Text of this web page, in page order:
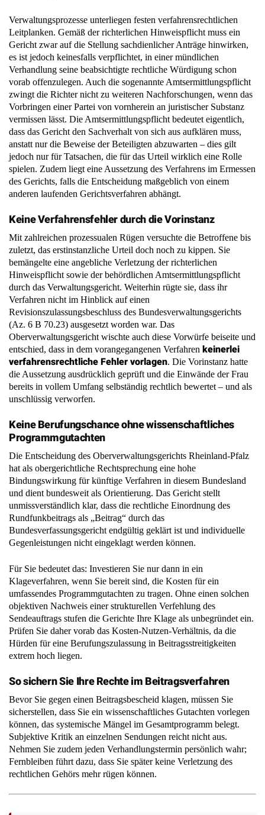
Verwaltungsprozesse unterliegen festen verfahrensrechtlichen
Leitplanken. Gemäß der richterlichen Hinweispflicht muss ein
Gericht zwar auf die Stellung sachdienlicher Anträge hinwirken,
es ist jedoch keinesfalls verpflichtet, in einer mündlichen
Verhandlung seine beabsichtigte rechtliche Würdigung schon
vorab offenzulegen. Auch die sogenannte Amtsermittlungspflicht
zwingt die Richter nicht zu weiteren Nachforschungen, wenn das
Vorbringen einer Partei von vornherein an juristischer Substanz
vermissen lässt. Die Amtsermittlungspflicht bedeutet eigentlich,
dass das Gericht den Sachverhalt von sich aus aufklären muss,
anstatt nur die Beweise der Beteiligten abzuwarten – dies gilt
jedoch nur für Tatsachen, die für das Urteil wirklich eine Rolle
spielen. Zudem liegt eine Aussetzung des Verfahrens im Ermessen
des Gerichts, falls die Entscheidung maßgeblich von einem
anderen laufenden Gerichtsverfahren abhängt.
Keine Verfahrensfehler durch die Vorinstanz
Mit zahlreichen prozessualen Rügen versuchte die Betroffene bis
zuletzt, das erstinstanzliche Urteil doch noch zu kippen. Sie
bemängelte eine angebliche Verletzung der richterlichen
Hinweispflicht sowie der behördlichen Amtsermittlungspflicht
durch das Verwaltungsgericht. Weiterhin rügte sie, dass ihr
Verfahren nicht im Hinblick auf einen
Revisionszulassungsbeschluss des Bundesverwaltungsgerichts
(Az. 6 B 70.23) ausgesetzt worden war. Das
Oberverwaltungsgericht wischte auch diese Vorwürfe beiseite und
entschied, dass in dem vorangegangenen Verfahren keinerlei
verfahrensrechtliche Fehler vorlagen. Die Vorinstanz hatte
die Aussetzung ausdrücklich geprüft und die Einwände der Frau
bereits in vollem Umfang selbständig rechtlich bewertet – und als
unschlüssig verworfen.
Keine Berufungschance ohne wissenschaftliches
Programmgutachten
Die Entscheidung des Oberverwaltungsgerichts Rheinland-Pfalz
hat als obergerichtliche Rechtsprechung eine hohe
Bindungswirkung für künftige Verfahren in diesem Bundesland
und dient bundesweit als Orientierung. Das Gericht stellt
unmissverständlich klar, dass die rechtliche Einordnung des
Rundfunkbeitrags als „Beitrag“ durch das
Bundesverfassungsgericht endgültig geklärt ist und individuelle
Gegenleistungen nicht eingeklagt werden können.
Für Sie bedeutet das: Investieren Sie nur dann in ein
Klageverfahren, wenn Sie bereit sind, die Kosten für ein
umfassendes Programmgutachten zu tragen. Ohne einen solchen
objektiven Nachweis einer strukturellen Verfehlung des
Sendeauftrags stufen die Gerichte Ihre Klage als unbegründet ein.
Prüfen Sie daher vorab das Kosten-Nutzen-Verhältnis, da die
Hürden für eine Berufungszulassung in Beitragsstreitigkeiten
extrem hoch liegen.
So sichern Sie Ihre Rechte im Beitragsverfahren
Bevor Sie gegen einen Beitragsbescheid klagen, müssen Sie
sicherstellen, dass Sie ein wissenschaftliches Gutachten vorlegen
können, das systemische Mängel im Gesamtprogramm belegt.
Subjektive Kritik an einzelnen Sendungen reicht nicht aus.
Nehmen Sie zudem jeden Verhandlungstermin persönlich wahr;
Fernbleiben führt dazu, dass Sie später keine Verletzung des
rechtlichen Gehörs mehr rügen können.